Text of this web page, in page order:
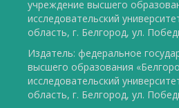
учреждение высшего
исследовательский
область, г. Белгород, ул.
Издатель: федеральное
высшего образования
исследовательский
область, г. Белгород, ул.